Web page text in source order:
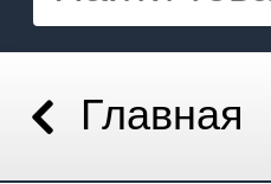
Главная